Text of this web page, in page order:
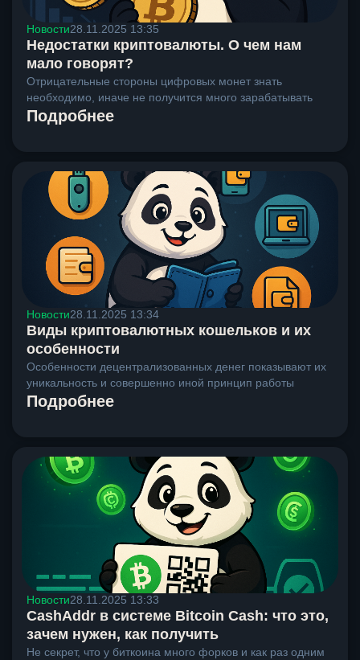
Новости28.11.2025 13:35
Недостатки криптовалюты. О чем нам
мало говорят?
Отрицательные стороны цифровых монет знать
необходимо, иначе не получится много зарабатывать
Подробнее
Новости28.11.2025 13:34
Виды криптовалютных кошельков и их
особенности
Особенности децентрализованных денег показывают их
уникальность и совершенно иной принцип работы
Подробнее
Новости28.11.2025 13:33
CashAddr в системе Bitcoin Cash: что это,
зачем нужен, как получить
Не секрет, что у биткоина много форков и как раз одним